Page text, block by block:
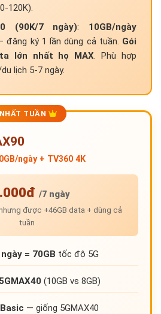
120K).
(90K/7 ngày): 10GB/ngày
đăng ký 1 lần dùng cả tuần. Gói
lớn nhất họ MAX. Phù hợp
lịch 5-7 ngày.
TUẦN
ngày + TV360 4K
/7 ngày
được +46GB data + dùng cả
tuần
= 70GB tốc độ 5G
(10GB vs 8GB)
— giống 5GMAX40